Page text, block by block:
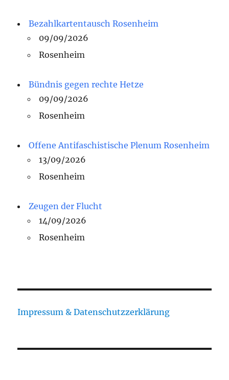
Bezahlkartentausch Rosenheim
09/09/2026
Rosenheim
Bündnis gegen rechte Hetze
09/09/2026
Rosenheim
Offene Antifaschistische Plenum Rosenheim
13/09/2026
Rosenheim
Zeugen der Flucht
14/09/2026
Rosenheim
Impressum & Datenschutzzerklärung